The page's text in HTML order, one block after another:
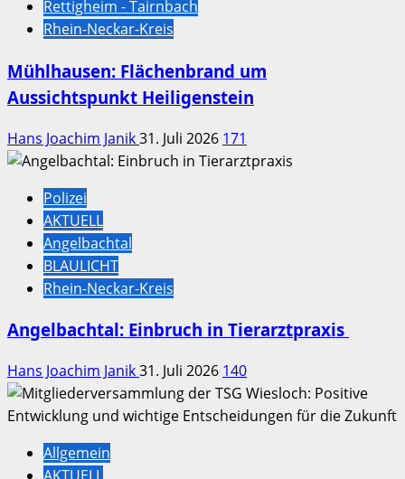
Rettigheim - Tairnbach
Rhein-Neckar-Kreis
Mühlhausen: Flächenbrand um
Aussichtspunkt Heiligenstein
Hans Joachim Janik31. Juli 2026 171
Polizei
AKTUELL
Angelbachtal
BLAULICHT
Rhein-Neckar-Kreis
Angelbachtal: Einbruch in Tierarztpraxis
Hans Joachim Janik31. Juli 2026 140
Allgemein